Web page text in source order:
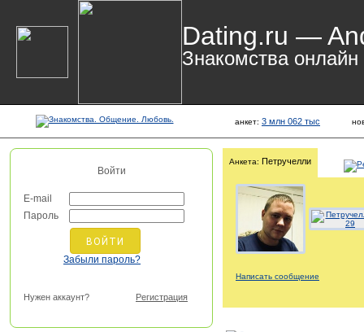
Dating.ru —
Знакомства онлайн
анкет: 3 млн 062 тыс
Войти
E-mail
Пароль
Забыли пароль?
Нужен аккаунт? Регистрация
Анкета: Петручелли
Написать сообщение